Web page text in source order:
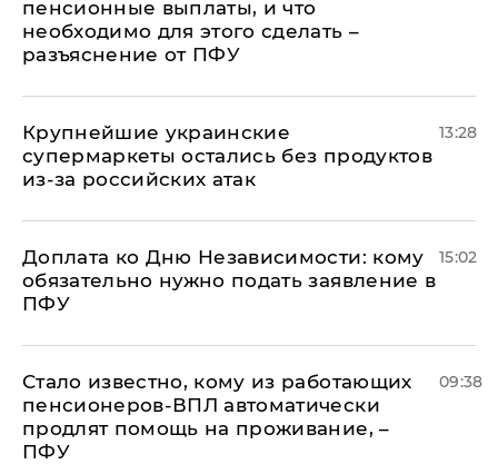
пенсионные выплаты, и что
необходимо для этого сделать –
разъяснение от ПФУ
Крупнейшие украинские
супермаркеты остались без продуктов
из-за российских атак
13:28
Доплата ко Дню Независимости: кому
обязательно нужно подать заявление в
ПФУ
15:02
Стало известно, кому из работающих
пенсионеров-ВПЛ автоматически
продлят помощь на проживание, –
ПФУ
09:38